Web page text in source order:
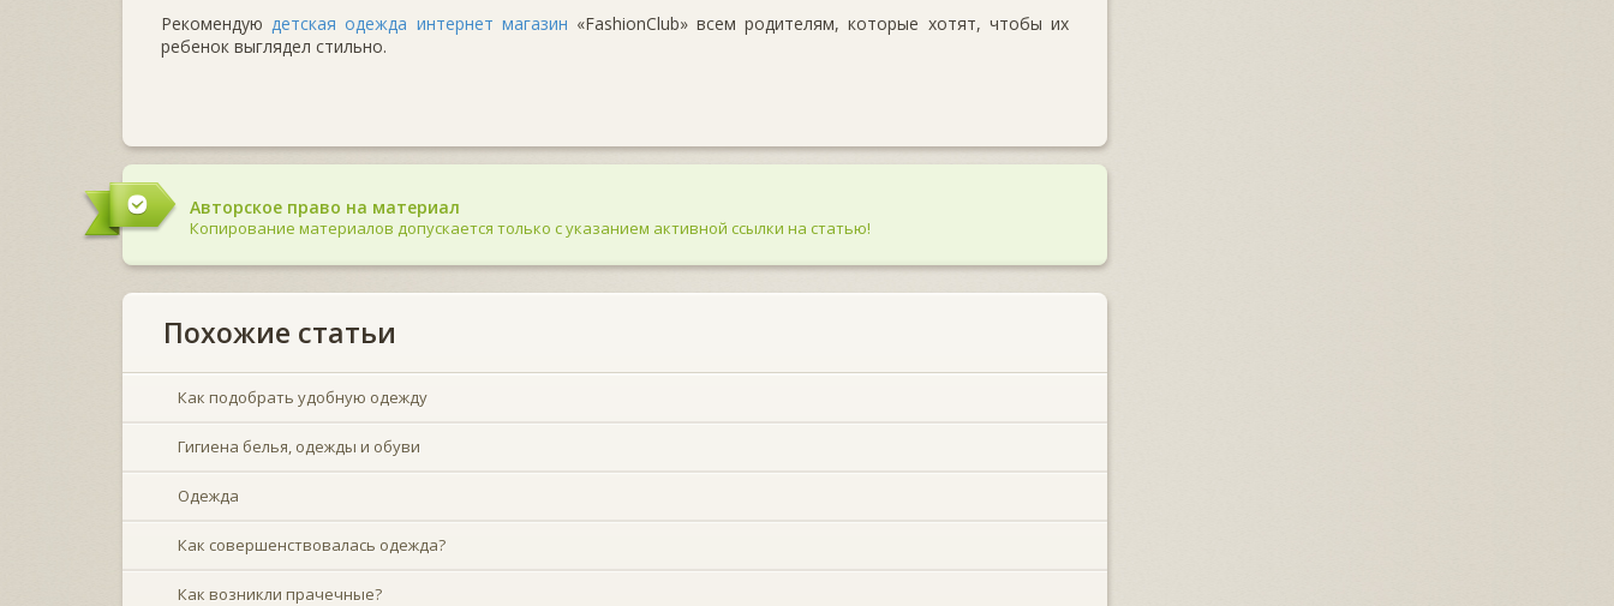
Рекомендую детская одежда интернет магазин «FashionClub» всем родителям, которые хотят, чтобы их
ребенок выглядел стильно.
Авторское право на материал
Копирование материалов допускается только с указанием активной ссылки на статью!
Похожие статьи
Как подобрать удобную одежду
Гигиена белья, одежды и обуви
Одежда
Как совершенствовалась одежда?
Как возникли прачечные?